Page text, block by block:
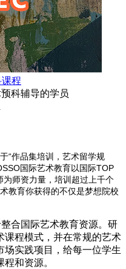
课程
科辅导的学员
“作品集培训，艺术留学规
国际艺术教育以国际TOP
师资力量，培训超过上千个
教育你获得的不仅是梦想院校
合国际艺术教育资源。研
课程模式，并在常规的艺术
场实践项目，给每一位学生
和资源。